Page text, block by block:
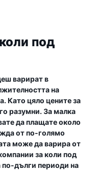
под
варират в
на
Като цяло цените за
разумни. За малка
да плащате около
от по-голямо
може да варира от
за коли под
дълги периоди на